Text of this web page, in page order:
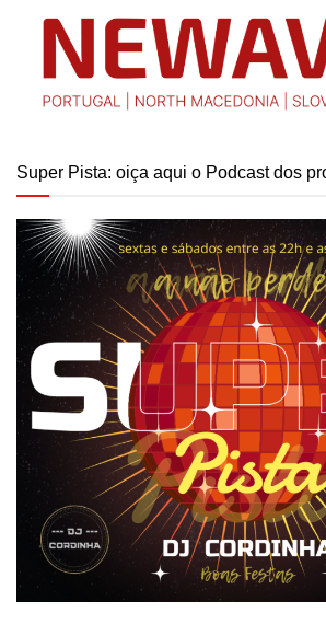
Super Pista: oiça aqui o Podcast dos